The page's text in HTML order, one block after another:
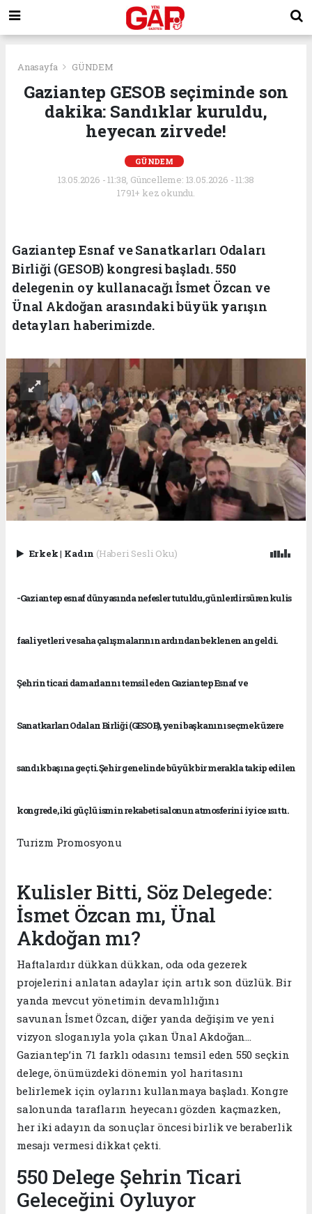
Anasayfa GÜNDEM
Gaziantep GESOB seçiminde son
dakika: Sandıklar kuruldu,
heyecan zirvede!
GÜNDEM
13.05.2026 - 11:38, Güncelleme: 13.05.2026 - 11:38
1791+ kez okundu.
Gaziantep Esnaf ve Sanatkarları Odaları
Birliği (GESOB) kongresi başladı. 550
delegenin oy kullanacağı İsmet Özcan ve
Ünal Akdoğan arasındaki büyük yarışın
detayları haberimizde.
Erkek| Kadın (Haberi Sesli Oku)
-Gaziantep esnaf dünyasında nefesler tutuldu, günlerdir süren kulis
faaliyetleri ve saha çalışmalarının ardından beklenen an geldi.
Şehrin ticari damarlarını temsil eden Gaziantep Esnaf ve
Sanatkarları Odaları Birliği (GESOB), yeni başkanını seçmek üzere
sandık başına geçti. Şehir genelinde büyük bir merakla takip edilen
kongrede, iki güçlü ismin rekabeti salonun atmosferini iyice ısıttı.
Turizm Promosyonu
Kulisler Bitti, Söz Delegede:
İsmet Özcan mı, Ünal
Akdoğan mı?
Haftalardır dükkan dükkan, oda oda gezerek
projelerini anlatan adaylar için artık son düzlük. Bir
yanda mevcut yönetimin devamlılığını
savunan İsmet Özcan, diğer yanda değişim ve yeni
vizyon sloganıyla yola çıkan Ünal Akdoğan...
Gaziantep’in 71 farklı odasını temsil eden 550 seçkin
delege, önümüzdeki dönemin yol haritasını
belirlemek için oylarını kullanmaya başladı. Kongre
salonunda tarafların heyecanı gözden kaçmazken,
her iki adayın da sonuçlar öncesi birlik ve beraberlik
mesajı vermesi dikkat çekti.
550 Delege Şehrin Ticari
Geleceğini Oyluyor